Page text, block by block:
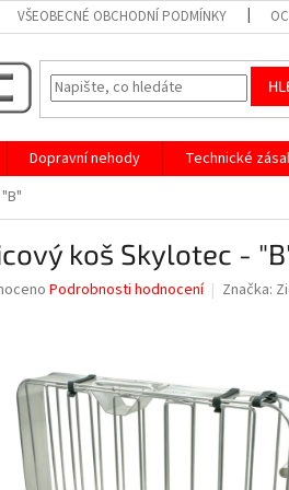
VŠEOBECNÉ OBCHODNÍ PODMÍNKY
Dopravní nehody Technické
koš Skylotec -
Podrobnosti hodnocení Značka: